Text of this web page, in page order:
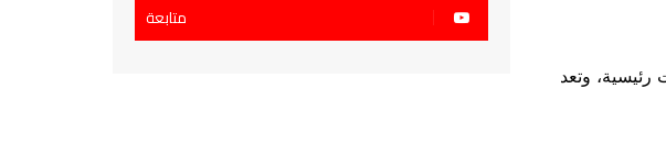
التميز العالمية للأفراد والمنشآت ضمن 10 مسارات رئيسية، وتعد
متابعة